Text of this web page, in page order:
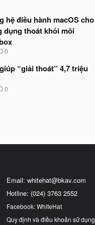
hệ điều hành macOS cho
dụng thoát khỏi môi
0
“giải thoát” 4,7 triệu
0
Email: whitehat@bkav.com
Hotline: (024) 3763 2552
Facebook: WhiteHat
Quy định và điều khoản sử dụng